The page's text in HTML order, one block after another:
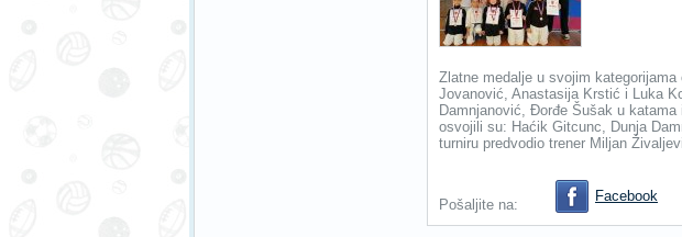
Zlatne medalje u svojim
Jovanović, Anastasija Krstić i Luka
Damnjanović, Đorđe Šušak u
osvojili su: Haćik Gitcunc, Dunja
turniru predvodio trener Miljan
Pošaljite na:
Facebook